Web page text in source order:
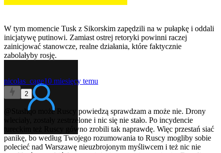
W tym momencie Tusk z Sikorskim zapędzili na w pułapkę i oddali
inicjatywę putinowi. Zamiast ostrej retoryki powinni raczej
zainicjować stanowcze, realne działania, które faktycznie
zabolałyby rosję.
nicolas_cage10 miesięcy temu
2
@Stashqo
może Ruscy powiedzą sprawdzam a może nie. Drony
wleciały, zostały zestrzelone i nic się nie stało. Po incydencie
tureckim też Ruscy gówno zrobili tak naprawdę. Więc przestań siać
panikę, bo według Twojego rozumowania to Ruscy mogliby sobie
polecieć nad Warszawę nieuzbrojonym myśliwcem i też nic nie